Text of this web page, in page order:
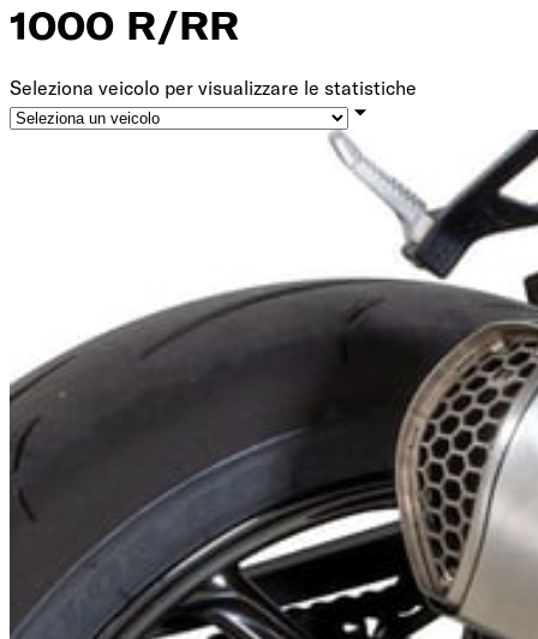
1000 R/RR
Seleziona veicolo per visualizzare le statistiche